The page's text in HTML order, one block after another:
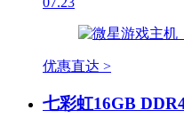
优惠直达 >
七彩虹16GB